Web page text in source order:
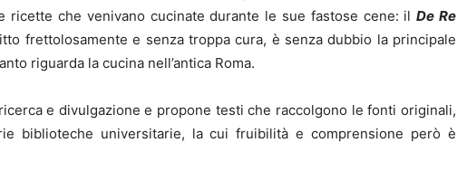
ricette che venivano cucinate durante le sue fastose cene: ilDe Re
frettolosamente e senza troppa cura, è senza dubbio la principale
riguarda la cucina nell’antica Roma.
e divulgazione e propone testi che raccolgono le fonti originali,
biblioteche universitarie, la cui fruibilità e comprensione però è